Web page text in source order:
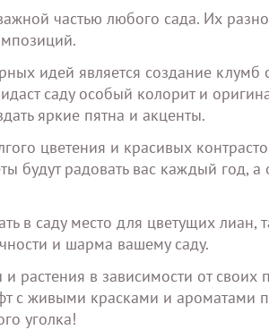
частью любого сада. Их
идей является создание
саду особый колорит и
яркие пятна и акценты.
цветения и красивых
будут радовать вас каждый год,
в саду место для цветущих
и шарма вашему саду.
растения в зависимости от
с живыми красками и ароматами
уголка!